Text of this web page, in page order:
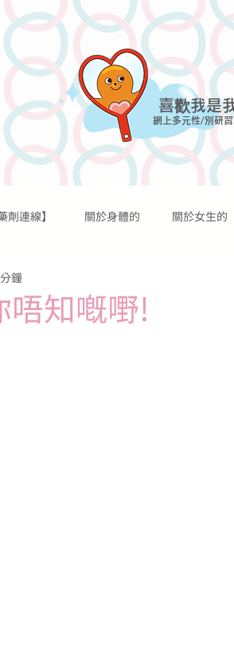
喜歡我是
網上多元性/別研
劑連線】 關於身體的 關於女生的
愉的
唔知嘅嘢!
鐘